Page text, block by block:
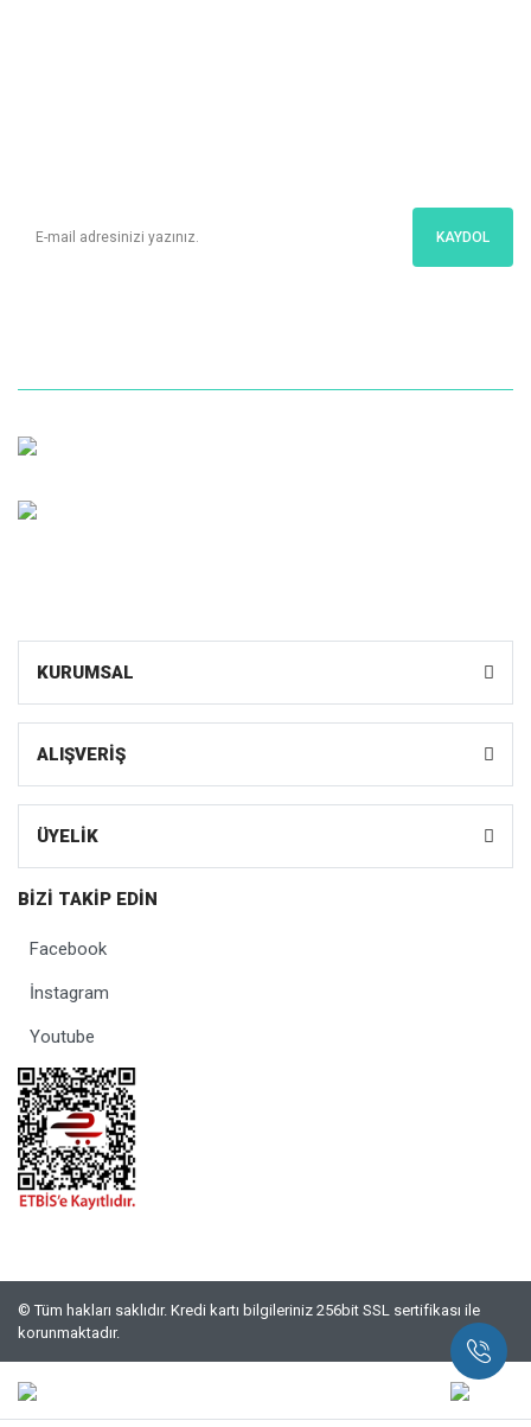
KAYDOL
KURUMSAL
ALIŞVERİŞ
ÜYELİK
BİZİ TAKİP EDİN
Facebook
İnstagram
Youtube
© Tüm hakları saklıdır. Kredi kartı bilgileriniz 256bit SSL sertifikası ile
korunmaktadır.